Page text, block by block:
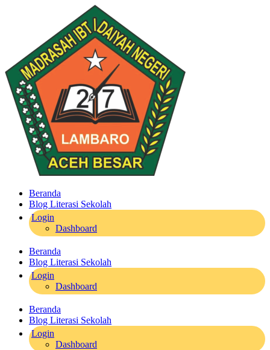
Beranda
Blog Literasi Sekolah
Login
Dashboard
Beranda
Blog Literasi Sekolah
Login
Dashboard
Beranda
Blog Literasi Sekolah
Login
Dashboard